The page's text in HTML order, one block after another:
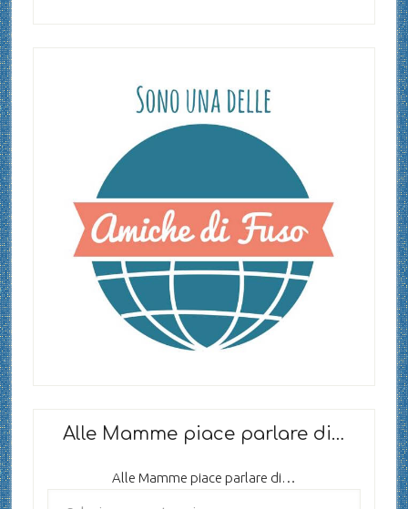
Alle Mamme piace parlare di…
Alle Mamme piace parlare di…